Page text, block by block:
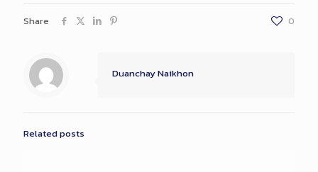
Share 0
Duanchay Naikhon
Related posts